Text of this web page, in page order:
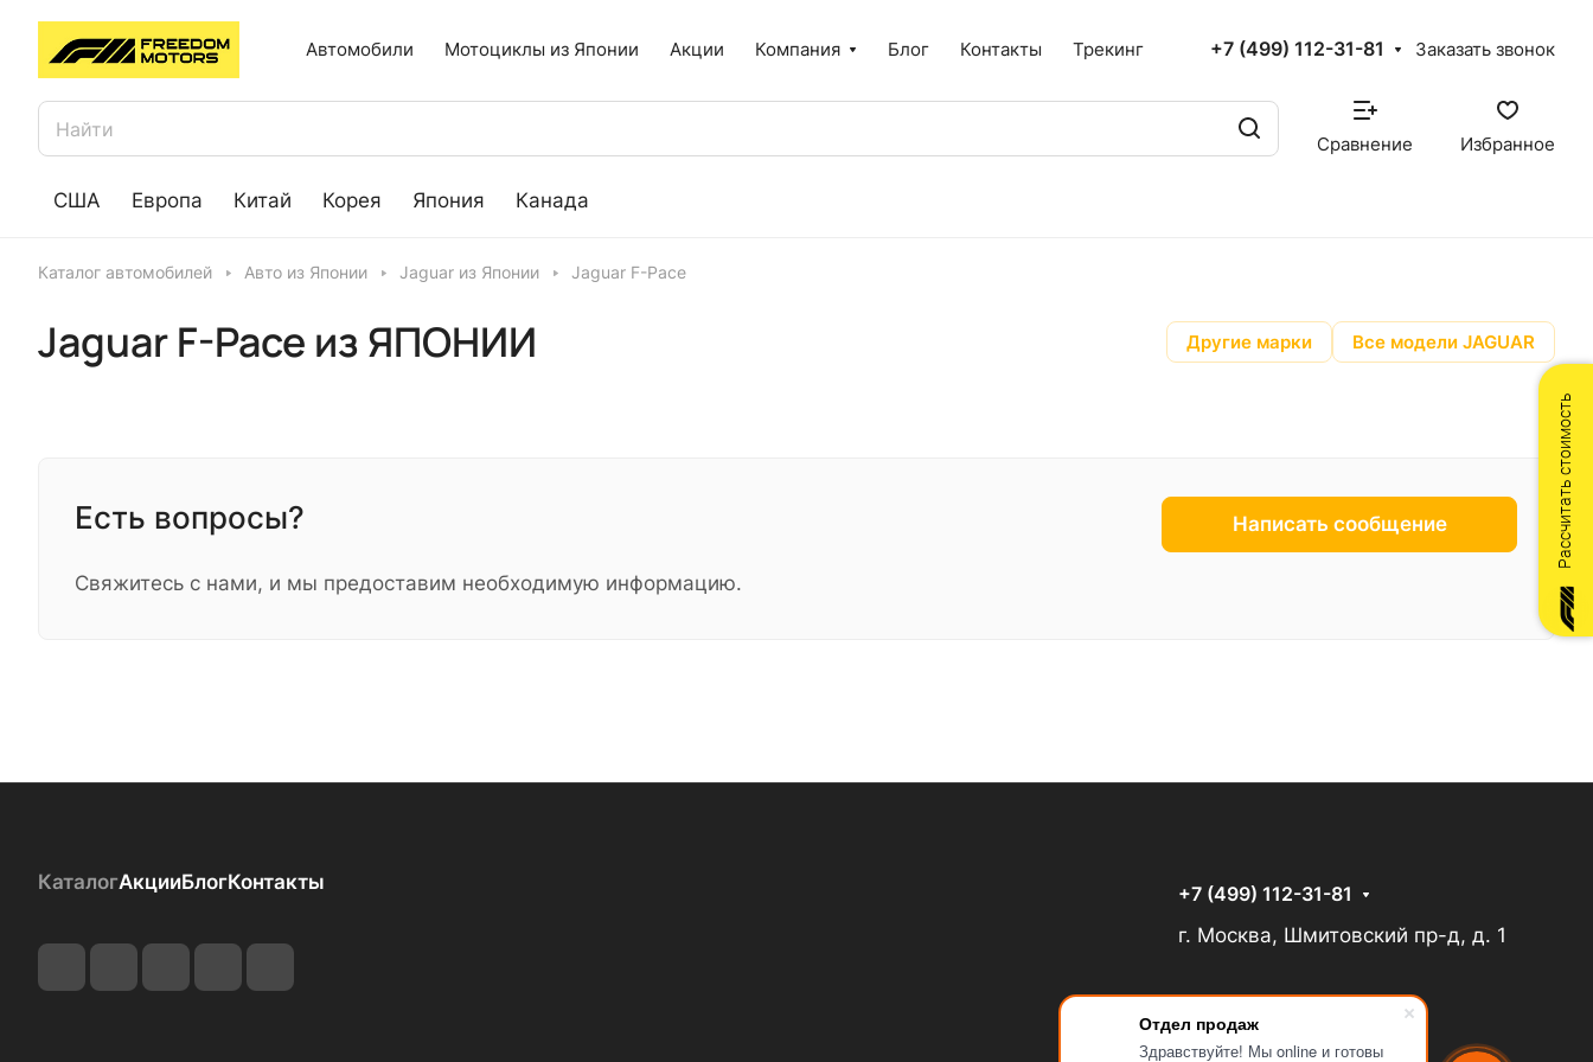
Отдел продаж
Здравствуйте! Мы online и готовы
Автомобили Мотоциклы из Японии Акции Компания Блог Контакты Трекинг +7 (499) 112-31-81 Заказать звонок
Сравнение Избранное
США Европа Китай Корея Япония Канада
Каталог автомобилей Авто из Японии Jaguar из Японии Jaguar F-Pace
Jaguar F-Pace из ЯПОНИИ Другие марки Все модели JAGUAR
Есть вопросы?
Свяжитесь с нами, и мы предоставим необходимую информацию.
Написать сообщение
КаталогАкцииБлогКонтакты
+7 (499) 112-31-81
г. Москва, Шмитовский пр-д, д. 1
Рассчитать стоимость